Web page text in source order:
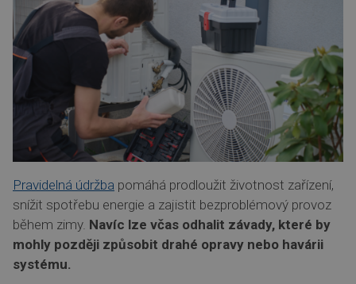
Pravidelná údržba pomáhá prodloužit životnost zařízení,
snížit spotřebu energie a zajistit bezproblémový provoz
během zimy. Navíc lze včas odhalit závady, které by
mohly později způsobit drahé opravy nebo havárii
systému.